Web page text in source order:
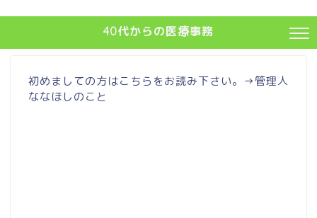
40代からの医療事務
初めましての方はこちらをお読み下さい。→管理人
ななほしのこと